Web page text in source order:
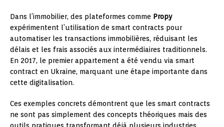
Dans l’immobilier, des plateformes comme Propy
expérimentent l’utilisation de smart contracts pour
automatiser les transactions immobilières, réduisant les
délais et les frais associés aux intermédiaires traditionnels.
En 2017, le premier appartement a été vendu via smart
contract en Ukraine, marquant une étape importante dans
cette digitalisation.
Ces exemples concrets démontrent que les smart contracts
ne sont pas simplement des concepts théoriques mais des